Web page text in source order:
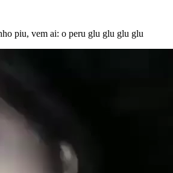
piu, vem ai: o peru glu glu glu glu